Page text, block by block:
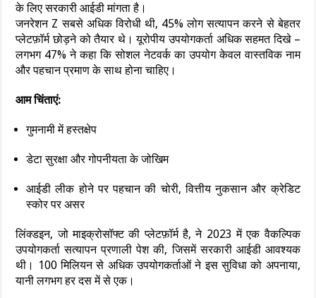
के लिए सरकारी आईडी मांगता है।
जनरेशन Z सबसे अधिक विरोधी थी, 45% लोग सत्यापन करने से बेहतर
प्लेटफ़ॉर्म छोड़ने को तैयार थे। यूरोपीय उपयोगकर्ता अधिक सहमत दिखे –
लगभग 47% ने कहा कि सोशल नेटवर्क का उपयोग केवल वास्तविक नाम
और पहचान प्रमाण के साथ होना चाहिए।
आम चिंताएं:
गुमनामी में हस्तक्षेप
डेटा सुरक्षा और गोपनीयता के जोखिम
आईडी लीक होने पर पहचान की चोरी, वित्तीय नुकसान और क्रेडिट
स्कोर पर असर
लिंक्डइन, जो माइक्रोसॉफ्ट की प्लेटफ़ॉर्म है, ने 2023 में एक वैकल्पिक
उपयोगकर्ता सत्यापन प्रणाली पेश की, जिसमें सरकारी आईडी आवश्यक
थी। 100 मिलियन से अधिक उपयोगकर्ताओं ने इस सुविधा को अपनाया,
यानी लगभग हर दस में से एक।